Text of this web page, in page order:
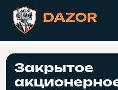
DAZOR
Закрытое